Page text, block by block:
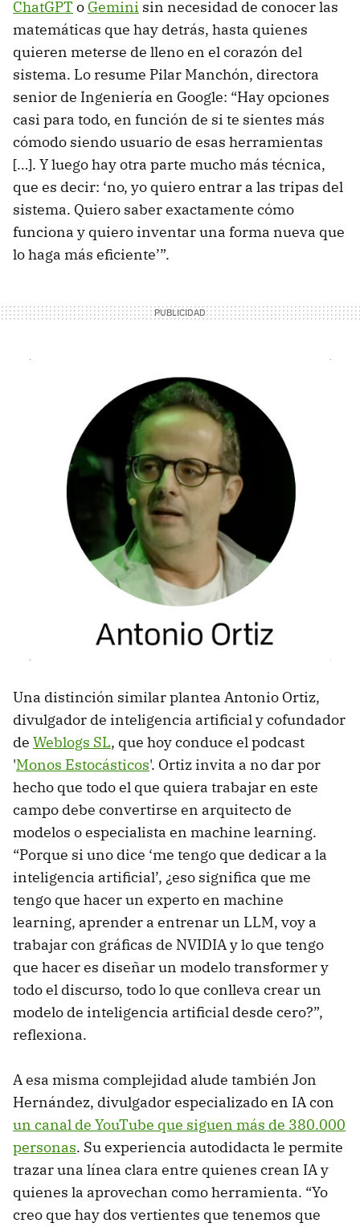
ChatGPTo Gemini sin necesidad de conocer las
matemáticas que hay detrás, hasta quienes
quieren meterse de lleno en el corazón del
sistema. Lo resume Pilar Manchón, directora
senior de Ingeniería en Google: “Hay opciones
casi para todo, en función de si te sientes más
cómodo siendo usuario de esas herramientas
[…]. Y luego hay otra parte mucho más técnica,
que es decir: ‘no, yo quiero entrar a las tripas del
sistema. Quiero saber exactamente cómo
funciona y quiero inventar una forma nueva que
lo haga más eficiente’”.
Una distinción similar plantea Antonio Ortiz,
divulgador de inteligencia artificial y cofundador
de Weblogs SL, que hoy conduce el podcast
'Monos Estocásticos'. Ortiz invita a no dar por
hecho que todo el que quiera trabajar en este
campo debe convertirse en arquitecto de
modelos o especialista en machine learning.
“Porque si uno dice ‘me tengo que dedicar a la
inteligencia artificial’, ¿eso significa que me
tengo que hacer un experto en machine
learning, aprender a entrenar un LLM, voy a
trabajar con gráficas de NVIDIA y lo que tengo
que hacer es diseñar un modelo transformer y
todo el discurso, todo lo que conlleva crear un
modelo de inteligencia artificial desde cero?”,
reflexiona.
A esa misma complejidad alude también Jon
Hernández, divulgador especializado en IA con
un canal de YouTube que siguen más de 380.000
personas. Su experiencia autodidacta le permite
trazar una línea clara entre quienes crean IA y
quienes la aprovechan como herramienta. “Yo
creo que hay dos vertientes que tenemos que